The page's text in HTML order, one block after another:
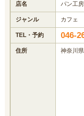
店名 パン工
ジャンル カフェ
TEL・予約 046-
住所 神奈川